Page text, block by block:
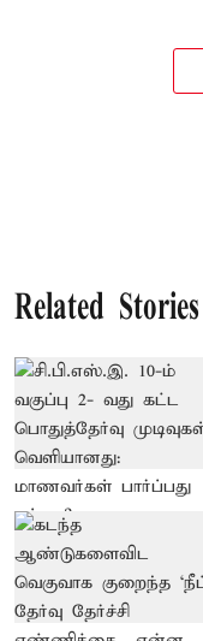
Related Stories